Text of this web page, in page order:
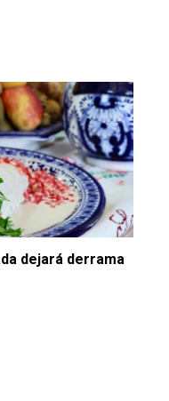
dejará derrama